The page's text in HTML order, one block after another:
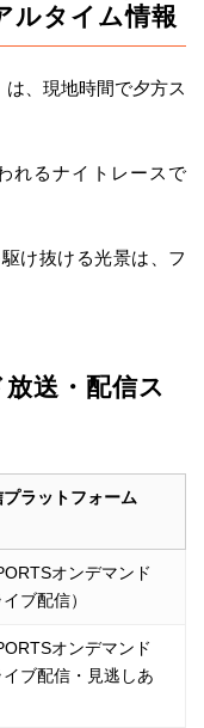
ルタイム情報
、現地時間で夕方ス
れるナイトレースで
け抜ける光景は、フ
送・配信ス
ラットフォーム
オンデマンド
イブ配信）
オンデマンド
イブ配信・見逃しあ